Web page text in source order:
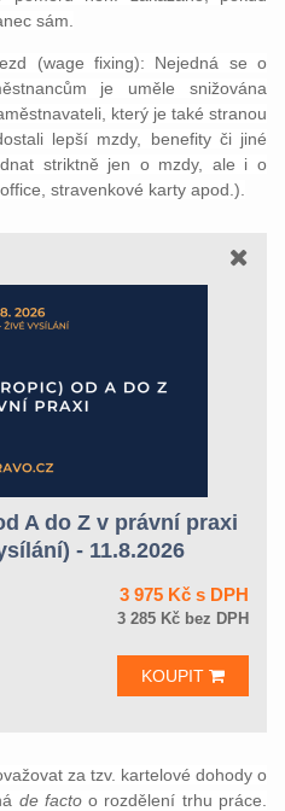
sám.
(wage fixing): Nejedná se o
je uměle snižována
který je také stranou
lepší mzdy, benefity či jiné
striktně jen o mzdy, ale i o
stravenkové karty apod.).
A do Z v právní praxi
- 11.8.2026
3 975 Kč s DPH
3 285 Kč bez DPH
KOUPIT
za tzv. kartelové dohody o
de factoo rozdělení trhu práce.